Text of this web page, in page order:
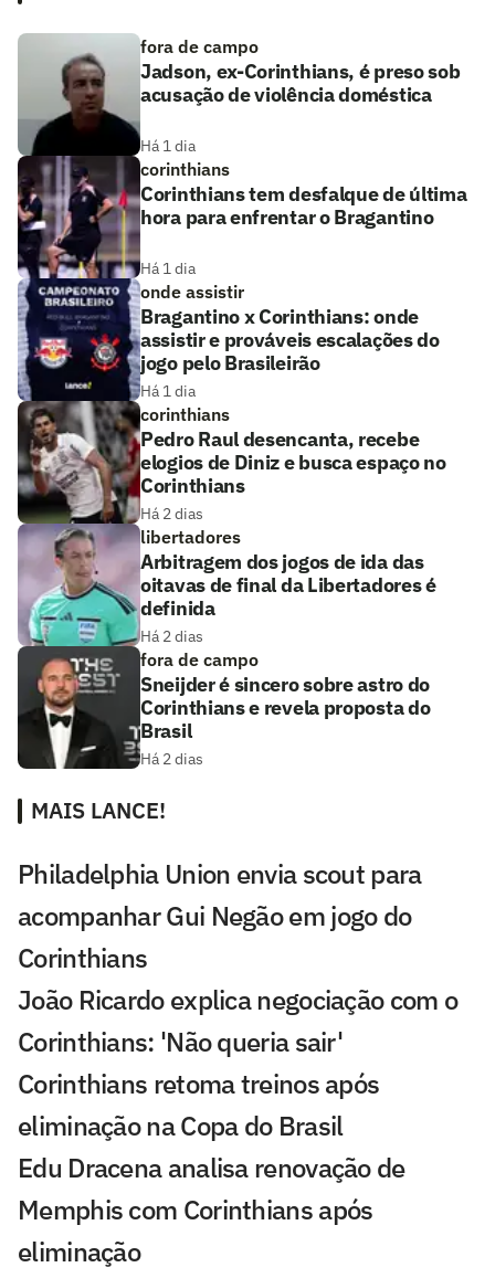
fora de campo
Jadson, ex-Corinthians, é preso sob
acusação de violência doméstica
Há 1 dia
corinthians
Corinthians tem desfalque de última
hora para enfrentar o Bragantino
Há 1 dia
onde assistir
Bragantino x Corinthians: onde
assistir e prováveis escalações do
jogo pelo Brasileirão
Há 1 dia
corinthians
Pedro Raul desencanta, recebe
elogios de Diniz e busca espaço no
Corinthians
Há 2 dias
libertadores
Arbitragem dos jogos de ida das
oitavas de final da Libertadores é
definida
Há 2 dias
fora de campo
Sneijder é sincero sobre astro do
Corinthians e revela proposta do
Brasil
Há 2 dias
MAIS LANCE!
Philadelphia Union envia scout para
acompanhar Gui Negão em jogo do
Corinthians
João Ricardo explica negociação com o
Corinthians: 'Não queria sair'
Corinthians retoma treinos após
eliminação na Copa do Brasil
Edu Dracena analisa renovação de
Memphis com Corinthians após
eliminação